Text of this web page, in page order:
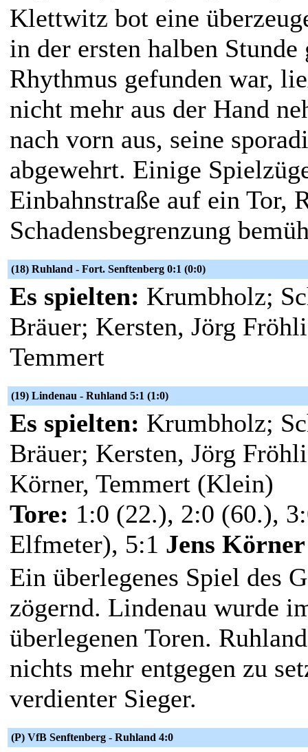
Klettwitz bot eine
in der ersten halben
Rhythmus gefunden war,
nicht mehr aus der Hand
nach vorn aus, seine
abgewehrt. Einige
Einbahnstraße auf ein Tor,
Schadensbegrenzung
(18) Ruhland - Fort. Senftenberg 0:1 (0:0)
Es spielten: Krumbholz;
Bräuer; Kersten, Jörg
Temmert
(19) Lindenau - Ruhland 5:1 (1:0)
Es spielten: Krumbholz;
Bräuer; Kersten, Jörg
Körner, Temmert (Klein)
Tore: 1:0 (22.), 2:0 (60.),
Elfmeter), 5:1 Jens Körner
Ein überlegenes Spiel des
zögernd. Lindenau wurde
überlegenen Toren.
nichts mehr entgegen zu
verdienter Sieger.
(P) VfB Senftenberg - Ruhland 4:0